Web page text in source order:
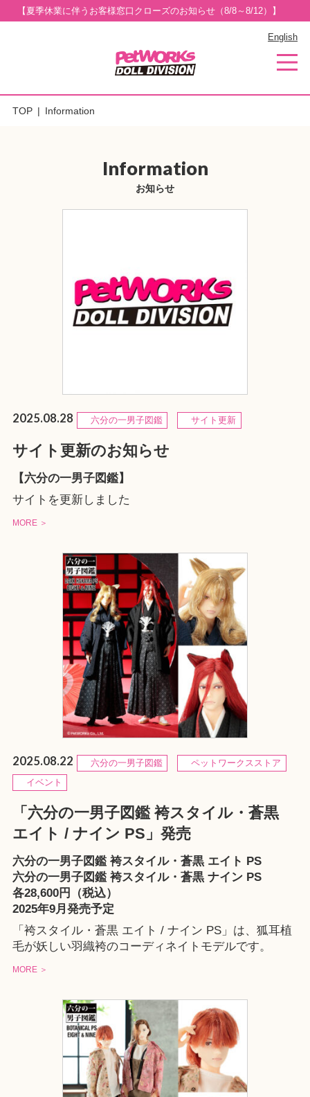
【夏季休業に伴うお客様窓口クローズのお知らせ（8/8～8/12）】
English
TOP Information
Information
お知らせ
2025.08.28 六分の一男子図鑑 サイト更新
サイト更新のお知らせ
【六分の一男子図鑑】
サイトを更新しました
MORE ＞
2025.08.22 六分の一男子図鑑
ペットワークスストア
イベント
「六分の一男子図鑑 袴スタイル・蒼黒
エイト / ナイン PS」発売
六分の一男子図鑑 袴スタイル・蒼黒 エイト PS
六分の一男子図鑑 袴スタイル・蒼黒 ナイン PS
各28,600円（税込）
2025年9月発売予定
「袴スタイル・蒼黒 エイト / ナイン PS」は、狐耳植
毛が妖しい羽織袴のコーディネイトモデルです。
MORE ＞